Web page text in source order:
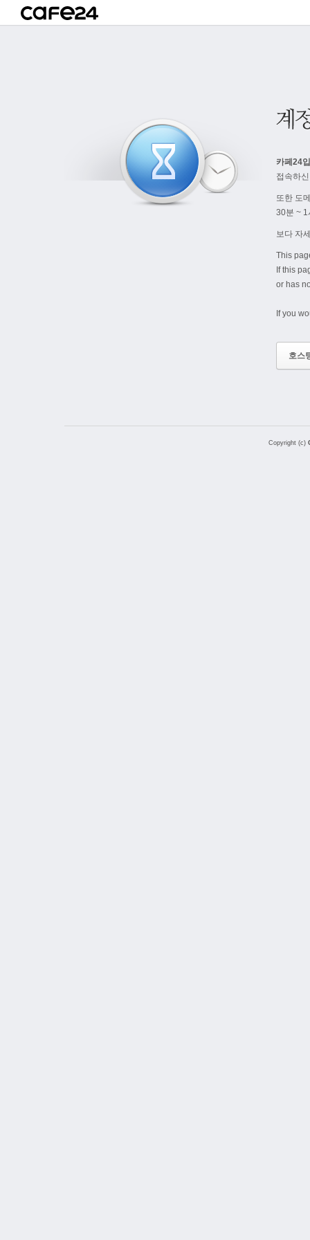
카페24
접속하
또한 도
30분 ~ 1
보다 자
This
If this
or has
If you
호스
Copyright (c)